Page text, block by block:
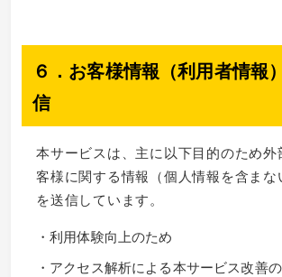
６．お客様情報（利用者情報
信
本サービスは、主に以下目的のため外
客様に関する情報（個人情報を含まな
を送信しています。
・利用体験向上のため
・アクセス解析による本サービス改善